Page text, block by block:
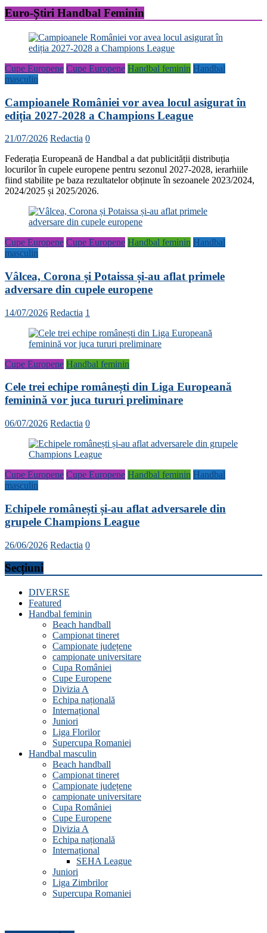
Euro-Știri Handbal Feminin
Cupe Europene Cupe Europene Handbal feminin Handbal
masculin
Campioanele României vor avea locul asigurat în
ediția 2027-2028 a Champions League
21/07/2026 Redactia 0
Federația Europeană de Handbal a dat publicității distribuția
locurilor în cupele europene pentru sezonul 2027-2028, ierarhiile
fiind stabilite pe baza rezultatelor obținute în sezoanele 2023/2024,
2024/2025 și 2025/2026.
Cupe Europene Cupe Europene Handbal feminin Handbal
masculin
Vâlcea, Corona și Potaissa și-au aflat primele
adversare din cupele europene
14/07/2026 Redactia 1
Cupe Europene Handbal feminin
Cele trei echipe românești din Liga Europeană
feminină vor juca tururi preliminare
06/07/2026 Redactia 0
Cupe Europene Cupe Europene Handbal feminin Handbal
masculin
Echipele românești și-au aflat adversarele din
grupele Champions League
26/06/2026 Redactia 0
Secțiuni
DIVERSE
Featured
Handbal feminin
Beach handball
Campionat tineret
Campionate județene
campionate universitare
Cupa României
Cupe Europene
Divizia A
Echipa națională
Internațional
Juniori
Liga Florilor
Supercupa Romaniei
Handbal masculin
Beach handball
Campionat tineret
Campionate județene
campionate universitare
Cupa României
Cupe Europene
Divizia A
Echipa națională
Internațional
SEHA League
Juniori
Liga Zimbrilor
Supercupa Romaniei